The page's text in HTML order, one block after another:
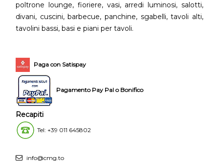
poltrone lounge, fioriere, vasi, arredi luminosi, salotti,
divani, cuscini, barbecue, panchine, sgabelli, tavoli alti,
tavolini bassi, basi e piani per tavoli.
Paga con Satispay
Pagamento Pay Pal o Bonifico
Recapiti
Tel: +39 011 645802
info@cmg.to